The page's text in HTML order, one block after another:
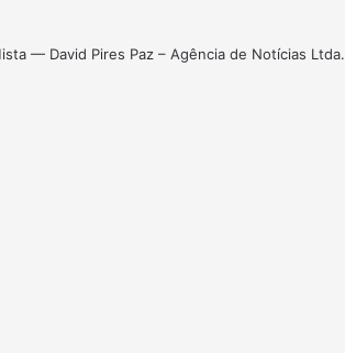
— David Pires Paz – Agência de Notícias Ltda.